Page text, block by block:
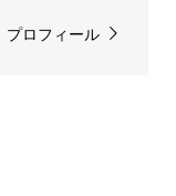
プロフィール